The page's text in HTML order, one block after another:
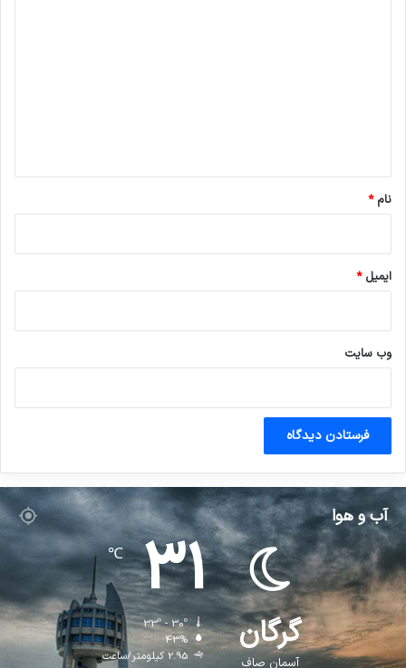
نام*
ایمیل*
وب‌ سایت
آب و هوا
گرگان
آسمان صاف
31
℃
33º - 30º
43%
2.95 کیلومتر/ساعت